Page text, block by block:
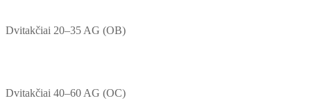
Dvitakčiai 20–35 AG (OB)
Dvitakčiai 40–60 AG (OC)